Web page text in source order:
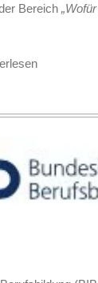
Bereich